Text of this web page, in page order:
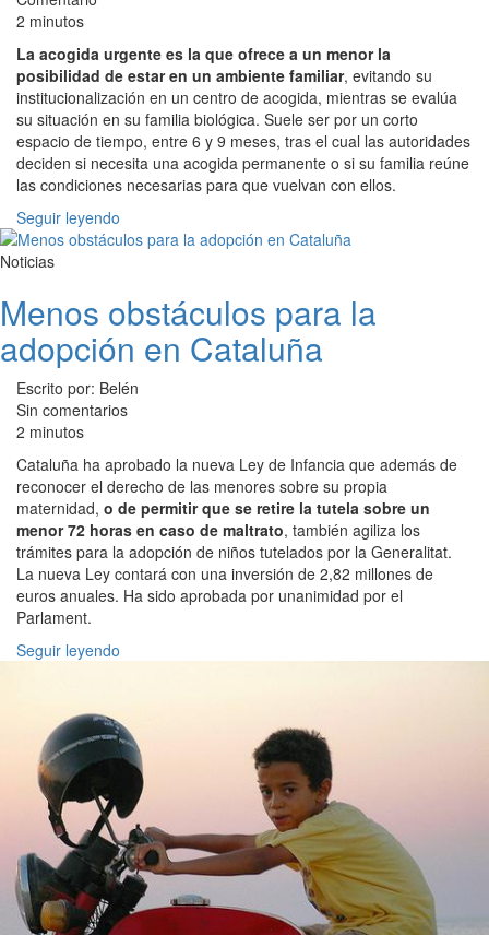
2 minutos
La acogida urgente es la que ofrece a un menor la
posibilidad de estar en un ambiente familiar, evitando su
institucionalización en un centro de acogida, mientras se evalúa
su situación en su familia biológica. Suele ser por un corto
espacio de tiempo, entre 6 y 9 meses, tras el cual las autoridades
deciden si necesita una acogida permanente o si su familia reúne
las condiciones necesarias para que vuelvan con ellos.
Seguir leyendo
Noticias
Menos obstáculos para la
adopción en Cataluña
Escrito por: Belén
Sin comentarios
2 minutos
Cataluña ha aprobado la nueva Ley de Infancia que además de
reconocer el derecho de las menores sobre su propia
maternidad, o de permitir que se retire la tutela sobre un
menor 72 horas en caso de maltrato, también agiliza los
trámites para la adopción de niños tutelados por la Generalitat.
La nueva Ley contará con una inversión de 2,82 millones de
euros anuales. Ha sido aprobada por unanimidad por el
Parlament.
Seguir leyendo